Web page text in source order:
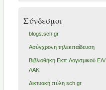
Σύνδεσμοι
blogs.sch.gr
Ασύγχρονη τηλεκπαίδευση
Βιβλιοθήκη Εκπ.Λογισμικού ΕΛ/
ΛΑΚ
Δικτυακή πύλη sch.gr